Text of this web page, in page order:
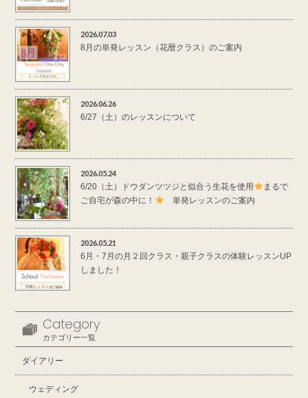
2026.07.03
8月の単発レッスン（花暦クラス）のご案内
2026.06.26
6/27（土）のレッスンについて
2026.05.24
6/20（土）ドウダンツツジと似合う生花を使用
まるで
ご自宅が森の中に！
単発レッスンのご案内
2026.05.21
6月・7月の月２回クラス・親子クラスの体験レッスンUP
しました！
Category
カテゴリー一覧
ダイアリー
ウェディング